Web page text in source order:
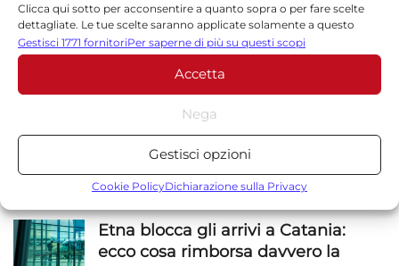
Clicca qui sotto per acconsentire a quanto sopra o per fare scelte
dettagliate. Le tue scelte saranno applicate solamente a questo
sito. È possibile modificare le impostazioni in qualsiasi momento,
compreso il ritiro del consenso, utilizzando i pulsanti della Cookie
Policy o cliccando sul pulsante di gestione del consenso nella parte
inferiore dello schermo.
Statistiche
Archiviare informazioni su dispositivo e/o accedervi, Misurare le
prestazioni degli annunci, Misurare le prestazioni dei contenuti,
combinazione di dati provenienti da fonti diverse.
Gestisci 1771 fornitoriPer saperne di più su questi scopi
Accetta
Nega
Gestisci opzioni
Cookie PolicyDichiarazione sulla Privacy
Sito web
SICILIA
Etna blocca gli arrivi a Catania:
ecco cosa rimborsa davvero la